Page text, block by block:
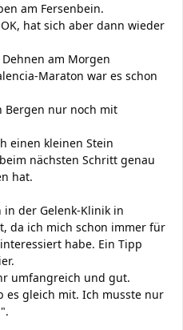
am Fersenbein.
hat sich aber dann wieder
am Morgen
Maraton war es schon
Bergen nur noch mit
einen kleinen Stein
nächsten Schritt genau
hat.
der Gelenk-Klinik in
da ich mich schon immer für
habe. Ein Tipp
umfangreich und gut.
es gleich mit. Ich musste nur